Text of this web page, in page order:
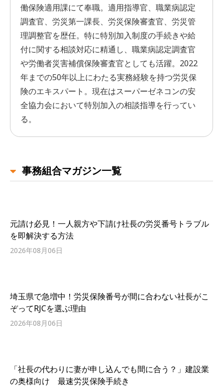
働保険適用課にて奉職。適用指導官、職業病認定
調査官、労災第一課長、労災保険審査官、労災管
理調整官を歴任。特に特別加入制度の手続きや給
付に関する相談対応に精通し、職業病認定調査官
や労働者災害補償保険審査官としても活躍。2022
年までの50年以上にわたる実務経験を持つ労災保
険のエキスパート。現在はスーパーゼネコンの安
全協力会において特別加入の相談指導を行ってい
る。
事務組合マガジン一覧
元請け必見！一人親方や下請け社長の労災番号トラブル
を即解決する方法
2026年08月06日
埼玉県で急増中！労災保険番号が間に合わない社長がこ
ぞってRJCを選ぶ理由
2026年08月06日
「社長の代わりに妻が申し込んでも間に合う？」建設業
の奥様向け 最速労災保険手続き